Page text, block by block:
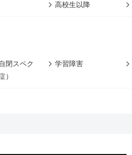
高校生以降
閉スペク
）
学習障害